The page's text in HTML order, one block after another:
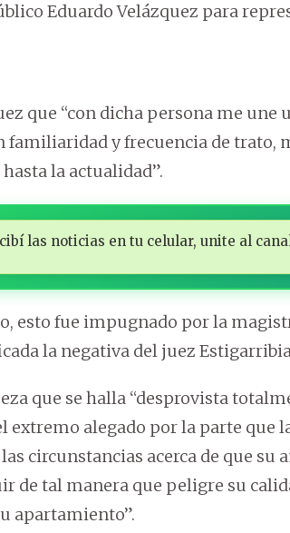
Eduardo Velázquez para
que “con dicha persona me une
familiaridad y frecuencia de
la actualidad”.
las noticias en tu celular, unite al
esto fue impugnado por la
la negativa del juez
que se halla “desprovista
extremo alegado por la parte que
circunstancias acerca de que su
de tal manera que peligre su
apartamiento”.